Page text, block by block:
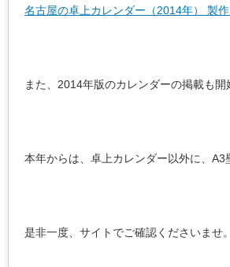
名古屋の卓上カレンダー（2014年） 製
また、2014年版のカレンダーの掲載も開
本年からは、卓上カレンダー以外に、
是非一度、サイトでご確認くださいませ。